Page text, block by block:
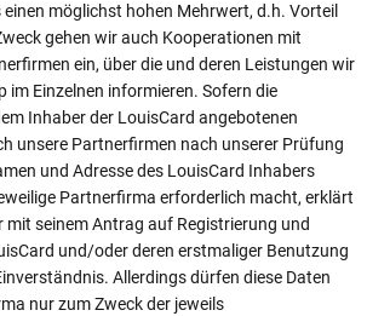
möglichst hohen Mehrwert, d.h. Vorteil
gehen wir auch Kooperationen mit
ein, über die und deren Leistungen wir
im Einzelnen informieren. Sofern die
Inhaber der LouisCard angebotenen
unsere Partnerfirmen nach unserer Prüfung
und Adresse des LouisCard Inhabers
Partnerfirma erforderlich macht, erklärt
mit seinem Antrag auf Registrierung und
und/oder deren erstmaliger Benutzung
Allerdings dürfen diese Daten
nur zum Zweck der jeweils